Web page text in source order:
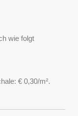
wie folgt
€ 0,30/m².